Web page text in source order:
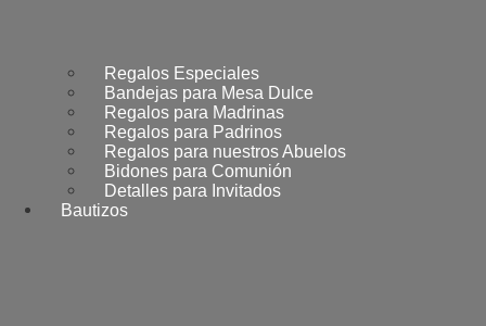
Regalos Especiales
Bandejas para Mesa Dulce
Regalos para Madrinas
Regalos para Padrinos
Regalos para nuestros Abuelos
Bidones para Comunión
Detalles para Invitados
Bautizos